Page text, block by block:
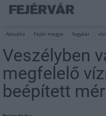
Aktuális Fejér megye fagykár
Veszélyben
megfelelő
beépített